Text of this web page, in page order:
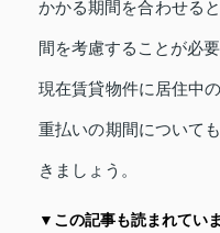
かかる期間を合わせる
間を考慮することが必要
現在賃貸物件に居住中
重払いの期間について
きましょう。
▼この記事も読まれてい